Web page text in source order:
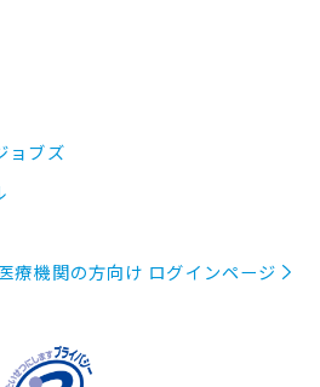
ョブズ
療機関の方向け ログインページ